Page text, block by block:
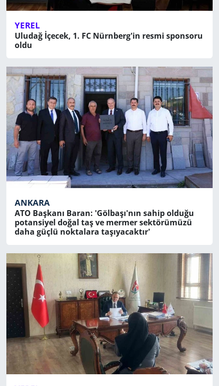
YEREL
Uludağ İçecek, 1. FC Nürnberg'in resmi sponsoru
oldu
ANKARA
ATO Başkanı Baran: 'Gölbaşı'nın sahip olduğu
potansiyel doğal taş ve mermer sektörümüzü
daha güçlü noktalara taşıyacaktır'